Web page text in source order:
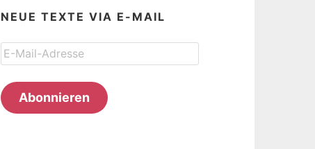
NEUE TEXTE VIA E-MAIL
E-
Mail-
Adresse
Abonnieren